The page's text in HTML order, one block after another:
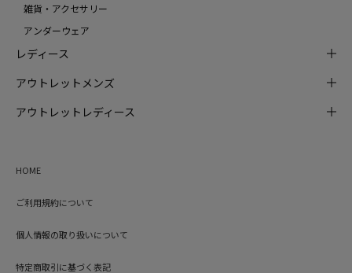
雑貨・アクセサリー
アンダーウェア
レディース
アウトレットメンズ
アウトレットレディース
HOME
ご利用規約について
個人情報の取り扱いについて
特定商取引に基づく表記